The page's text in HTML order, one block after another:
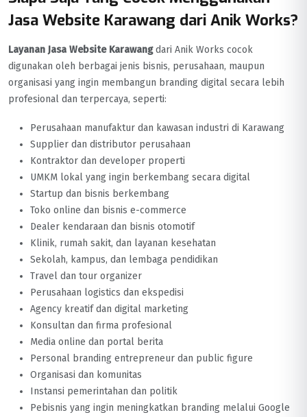
Jasa Website Karawang dari Anik Works?
Layanan Jasa Website Karawangdari Anik Works cocok
digunakan oleh berbagai jenis bisnis, perusahaan, maupun
organisasi yang ingin membangun branding digital secara lebih
profesional dan terpercaya, seperti:
Perusahaan manufaktur dan kawasan industri di Karawang
Supplier dan distributor perusahaan
Kontraktor dan developer properti
UMKM lokal yang ingin berkembang secara digital
Startup dan bisnis berkembang
Toko online dan bisnis e-commerce
Dealer kendaraan dan bisnis otomotif
Klinik, rumah sakit, dan layanan kesehatan
Sekolah, kampus, dan lembaga pendidikan
Travel dan tour organizer
Perusahaan logistics dan ekspedisi
Agency kreatif dan digital marketing
Konsultan dan firma profesional
Media online dan portal berita
Personal branding entrepreneur dan public figure
Organisasi dan komunitas
Instansi pemerintahan dan politik
Pebisnis yang ingin meningkatkan branding melalui Google